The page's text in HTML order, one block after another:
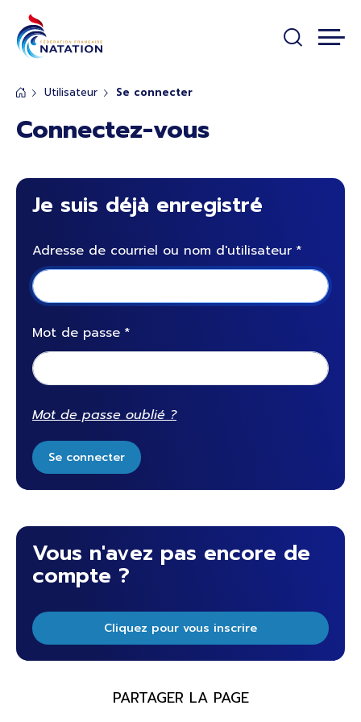
Utilisateur Se connecter
Connectez-vous
Je suis déjà enregistré
Adresse de courriel ou nom d'utilisateur
Mot de passe
Mot de passe oublié ?
Se connecter
Vous n'avez pas encore de
compte ?
Cliquez pour vous inscrire
PARTAGER LA PAGE
Panneau de gestion des cookies